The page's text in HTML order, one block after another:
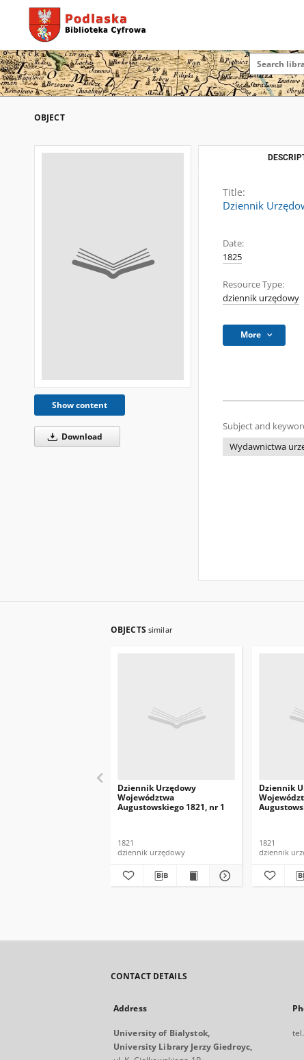
OBJECT
Show content
Download
Title:
Dziennik
Date:
1825
Resource Type:
dziennik urzędowy
More
Subject and
Wydawnictwa
OBJECTS similar
Dziennik Urzędowy
Województwa
Augustowskiego 1821, nr 1
1821
dziennik urzędowy
Dziennik
1821
dziennik
CONTACT DETAILS
Address
University of Bialystok,
University Library Jerzy Giedroyc,